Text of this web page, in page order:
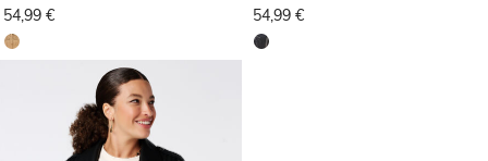
54,99 € 54,99 €